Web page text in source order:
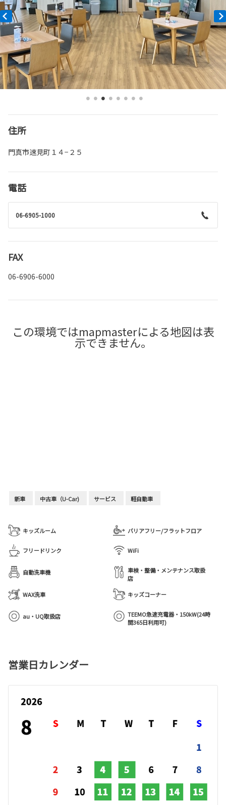
住所
門真市速見町１４−２５
電話
06-6905-1000
FAX
06-6906-6000
新車 中古車（U-Car) サービス 軽自動車
キッズルーム バリアフリー/フラットフロア
フリードリンク WiFi
自動洗車機
車検・整備・メンテナンス取扱
店
WAX洗車
キッズコーナー
au・UQ取扱店
TEEMO急速充電器・150kW(24時
間365日利用可)
この環境ではmapmasterによる地図は表
示できません。
営業日カレンダー